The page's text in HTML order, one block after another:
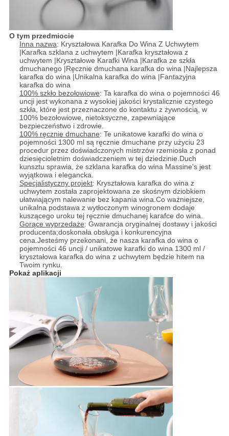
O tym przedmiocie
Inna nazwa: Kryształowa Karafka Do Wina Z Uchwytem
|Karafka szklana z uchwytem |Karafka kryształowa z
uchwytem |Kryształowe Karafki Wina |Karafka ze szkła
dmuchanego |Ręcznie dmuchana karafka do wina |Najlepsza
karafka do wina |Unikalna karafka do wina |Fantazyjna
karafka do wina
100% szkło bezołowiowe: Ta karafka do wina o pojemności 46
uncji jest wykonana z wysokiej jakości krystalicznie czystego
szkła, które jest przeznaczone do kontaktu z żywnością, w
100% bezołowiowe, nietoksyczne, zapewniające
bezpieczeństwo i zdrowie.
100% ręcznie dmuchane: Te unikatowe karafki do wina o
pojemności 1300 ml są ręcznie dmuchane przy użyciu 23
procedur przez doświadczonych mistrzów rzemiosła z ponad
dziesięcioletnim doświadczeniem w tej dziedzinie.Duch
kunsztu sprawia, że ​​szklana karafka do wina Massine's jest
wyjątkowa i elegancka.
Specjalistyczny projekt: Kryształowa karafka do wina z
uchwytem została zaprojektowana ze skośnym dziobkiem
ułatwiającym nalewanie bez kapania wina.Co ważniejsze,
unikalna podstawa z wytłoczonym winogronem dodaje
kuszącego uroku tej ręcznie dmuchanej karafce do wina.
Gorące wyprzedaże: Gwarancja oryginalnej dostawy i jakości
producenta;doskonała obsługa i konkurencyjna
cena.Jesteśmy przekonani, że nasza karafka do wina o
pojemności 46 uncji / unikatowe karafki do wina 1300 ml /
kryształowa karafka do wina z uchwytem będzie hitem na
Twoim rynku.
Pokaż aplikacji